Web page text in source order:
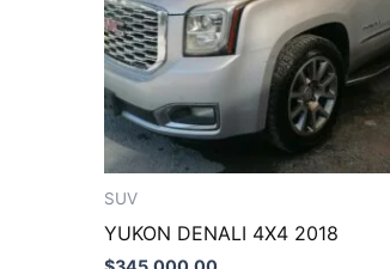
SUV
YUKON DENALI 4X4 2018